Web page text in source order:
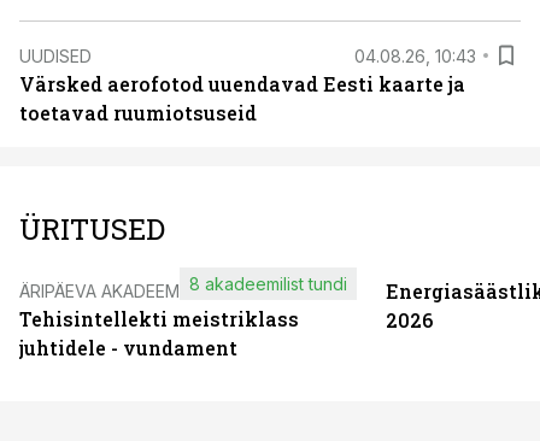
UUDISED 04.08.26, 10:43
Värsked aerofotod uuendavad Eesti kaarte ja
toetavad ruumiotsuseid
ÜRITUSED
ÄRIPÄEVA AKADEEMIA
Tehisintellekti meistriklass
juhtidele - vundament
8 akadeemilist tundi
2026